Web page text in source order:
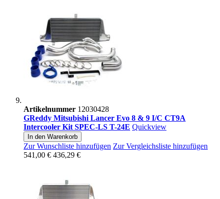
Artikelnummer 12030428
GReddy Mitsubishi Lancer Evo 8 & 9 I/C CT9A
Intercooler Kit SPEC-LS T-24E Quickview
In den Warenkorb
Zur Wunschliste hinzufügen Zur Vergleichsliste hinzufügen
541,00 € 436,29 €